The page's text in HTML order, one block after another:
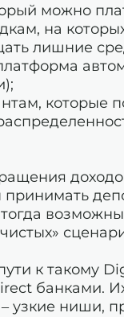
можно
на
лишние
которые
принимать
к такому
банками.
узкие ниши,